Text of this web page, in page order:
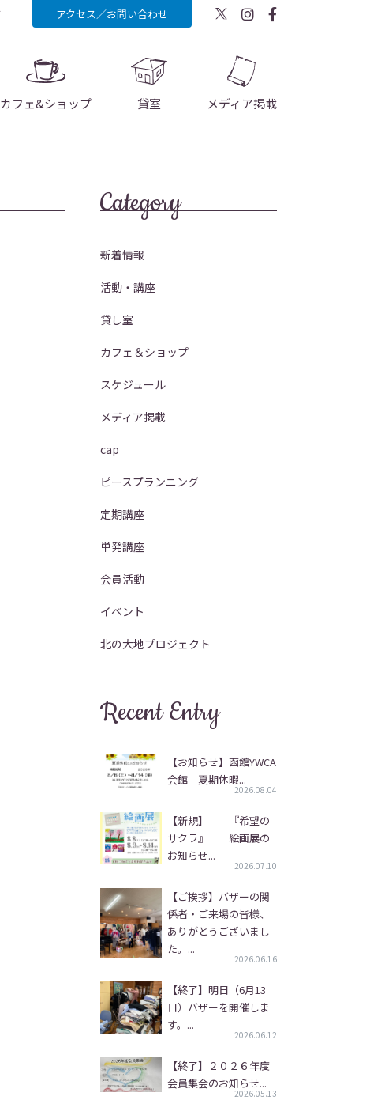
アクセス／お問い合わせ
カフェ&ショップ 貸室 メディア掲載
Category
新着情報
活動・講座
貸し室
カフェ＆ショップ
スケジュール
メディア掲載
cap
ピースプランニング
定期講座
単発講座
会員活動
イベント
北の大地プロジェクト
Recent Entry
【お知らせ】函館YWCA
会館 夏期休暇...
2026.08.04
【新規】 『希望の
サクラ』 絵画展の
お知らせ...
2026.07.10
【ご挨拶】バザーの関
係者・ご来場の皆様、
ありがとうございまし
た。...
2026.06.16
【終了】明日（6月13
日）バザーを開催しま
す。...
2026.06.12
【終了】２０２６年度
会員集会のお知らせ...
2026.05.13